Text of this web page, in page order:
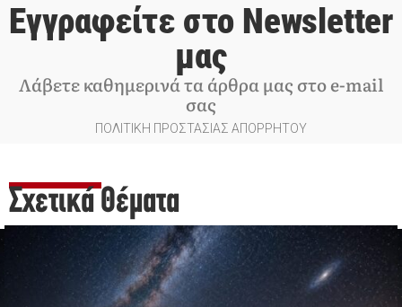
Εγγραφείτε στο Newsletter
μας
Λάβετε καθημερινά τα άρθρα μας στο e-mail
σας
ΠΟΛΙΤΙΚΗ ΠΡΟΣΤΑΣΙΑΣ ΑΠΟΡΡΗΤΟΥ
Σχετικά Θέματα